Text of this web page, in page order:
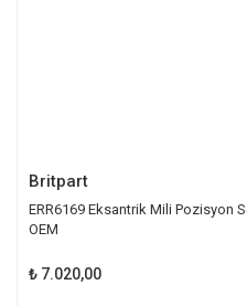
Britpart
ERR6169 Eksantrik Mili Pozisyon
OEM
₺ 7.020,00